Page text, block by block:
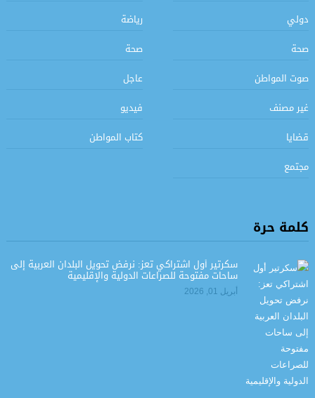
دولي
رياضة
صحة
صحة
صوت المواطن
عاجل
غير مصنف
فيديو
قضايا
كتاب المواطن
مجتمع
كلمة حرة
سكرتير أول اشتراكي تعز: نرفض تحويل البلدان العربية إلى
ساحات مفتوحة للصراعات الدولية والإقليمية
أبريل 01, 2026